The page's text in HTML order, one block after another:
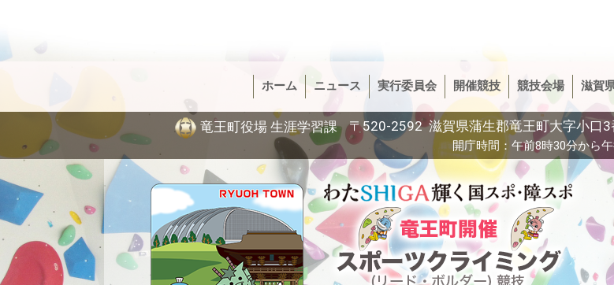
ホーム ニュース 実行委員会 開催競技 競技会場 滋賀
竜王町役場 生涯学習課 〒520-2592 滋賀県蒲生郡竜王町大字小口3
開庁時間：午前8時30分から